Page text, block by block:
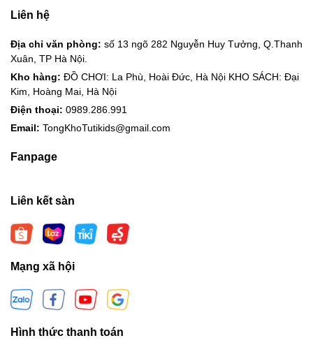
Liên hệ
Địa chỉ văn phòng: số 13 ngõ 282 Nguyễn Huy Tưởng, Q.Thanh
Xuân, TP Hà Nội.
Kho hàng: ĐỒ CHƠI: La Phù, Hoài Đức, Hà Nội KHO SÁCH: Đại
Kim, Hoàng Mai, Hà Nội
Điện thoại: 0989.286.991
Email: TongKhoTutikids@gmail.com
Fanpage
Liên kết sàn
Mạng xã hội
Hình thức thanh toán